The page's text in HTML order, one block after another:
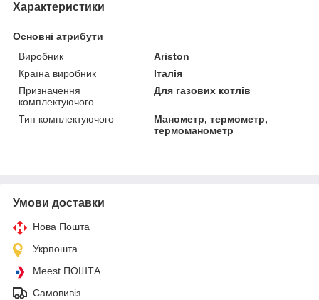
Характеристики
Основні атрибути
Виробник
Ariston
Країна виробник
Італія
Призначення
комплектуючого
Для газових котлів
Тип комплектуючого
Манометр, термометр,
термоманометр
Умови доставки
Нова Пошта
Укрпошта
Meest ПОШТА
Самовивіз